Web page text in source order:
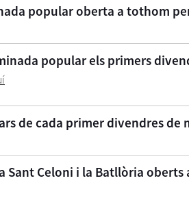
popular oberta a tothom
popular els primers
de cada primer divendres de
Sant Celoni i la Batllòria oberts